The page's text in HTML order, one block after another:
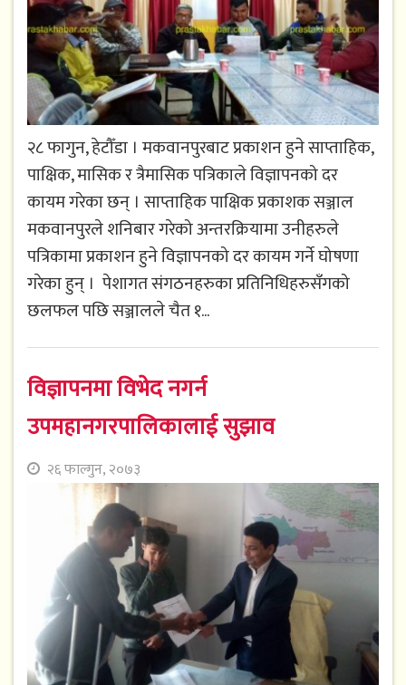
२८ फागुन, हेटौँडा । मकवानपुरबाट प्रकाशन हुने साप्ताहिक,
पाक्षिक, मासिक र त्रैमासिक पत्रिकाले विज्ञापनको दर
कायम गरेका छन् । साप्ताहिक पाक्षिक प्रकाशक सञ्जाल
मकवानपुरले शनिबार गरेको अन्तरक्रियामा उनीहरुले
पत्रिकामा प्रकाशन हुने विज्ञापनको दर कायम गर्ने घोषणा
गरेका हुन् । पेशागत संगठनहरुका प्रतिनिधिहरुसँगको
छलफल पछि सञ्जालले चैत १...
विज्ञापनमा विभेद नगर्न
उपमहानगरपालिकालाई सुझाव
२६ फाल्गुन, २०७३